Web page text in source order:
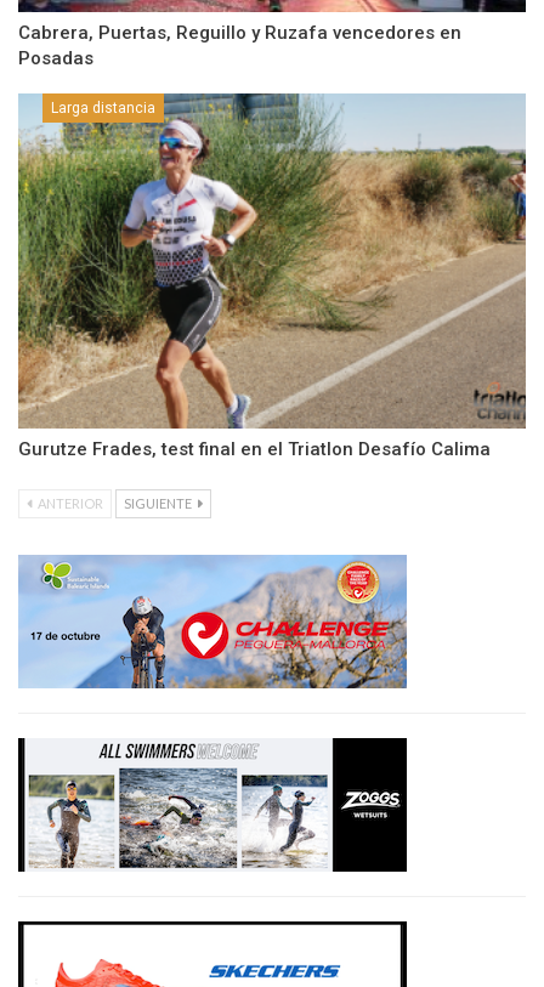
Cabrera, Puertas, Reguillo y Ruzafa vencedores en
Posadas
Larga distancia
Gurutze Frades, test final en el Triatlon Desafío Calima
ANTERIOR SIGUIENTE